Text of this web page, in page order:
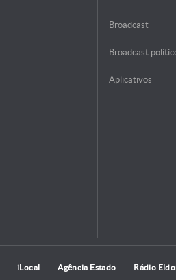
Broadcast
Broadcast
Aplicativos
iLocal Agência Estado Rádio